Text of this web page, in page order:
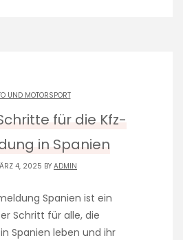
UND MOTORSPORT
für die Kfz-
in Spanien
4, 2025 BY ADMIN
Spanien ist ein
Schritt für alle, die
Spanien leben und ihr